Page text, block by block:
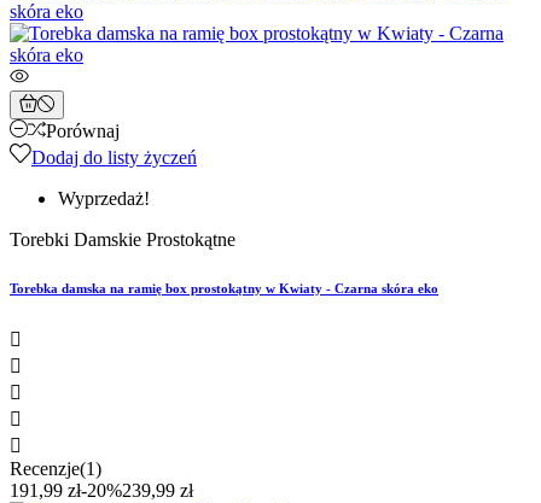
Porównaj
Dodaj do listy życzeń
Wyprzedaż!
Torebki Damskie Prostokątne
Torebka damska na ramię box prostokątny w Kwiaty - Czarna skóra eko





Recenzje(1)
191,99 zł-20%239,99 zł